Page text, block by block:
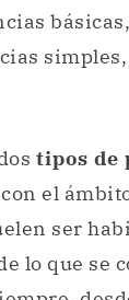
tipos de
el
ser
lo que se